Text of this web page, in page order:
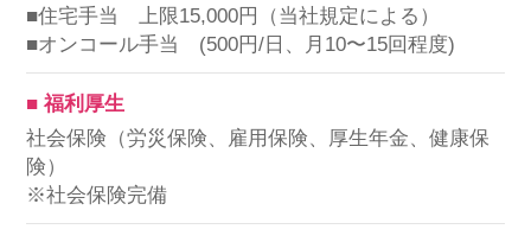
■住宅手当 上限15,000円（当社規定による）
■オンコール手当 (500円/日、月10〜15回程度)
■ 福利厚生
社会保険（労災保険、雇用保険、厚生年金、健康保
険）
※社会保険完備